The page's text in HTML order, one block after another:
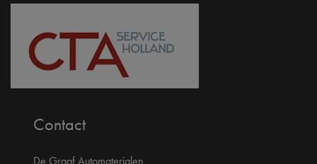
Contact
De Graaf Automaterialen